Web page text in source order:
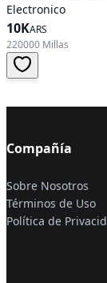
Electronico
10KARS
220000 Millas
Compañía
Sobre Nosotros
Términos de Uso
Política de